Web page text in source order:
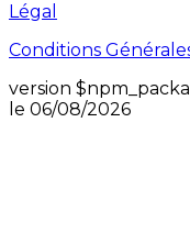
Légal
Conditions
version
le 06/08/2026